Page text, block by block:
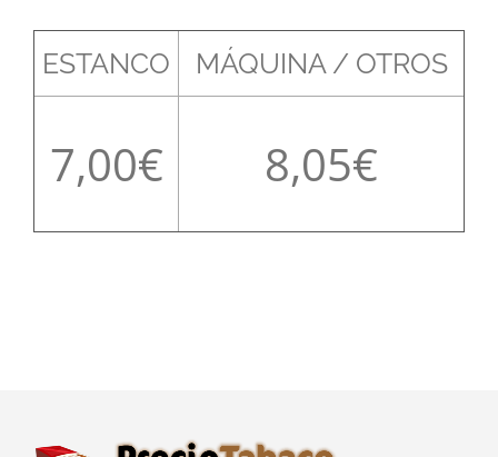
ESTANCO MÁQUINA / OTROS
7,00 8,05